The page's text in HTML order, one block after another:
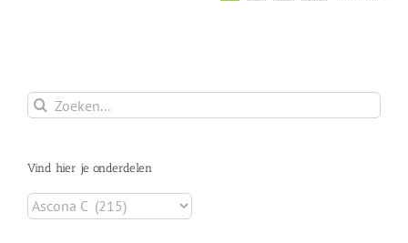
Zoeken
naar:
Vind hier je onderdelen